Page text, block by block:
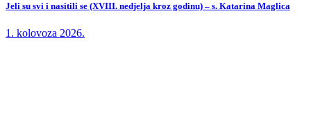
Jeli su svi i nasitili se (XVIII. nedjelja kroz godinu) – s. Katarina Maglica
1. kolovoza 2026.